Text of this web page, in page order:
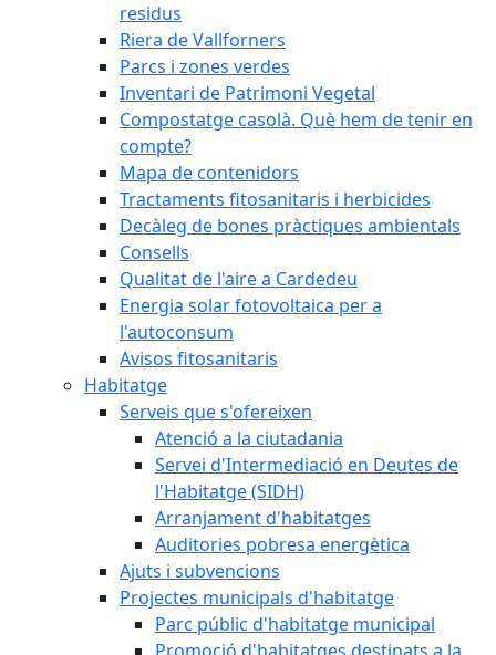
residus
Riera de Vallforners
Parcs i zones verdes
Inventari de Patrimoni Vegetal
Compostatge casolà. Què hem de tenir en
compte?
Mapa de contenidors
Tractaments fitosanitaris i herbicides
Decàleg de bones pràctiques ambientals
Consells
Qualitat de l'aire a Cardedeu
Energia solar fotovoltaica per a
l'autoconsum
Avisos fitosanitaris
Habitatge
Serveis que s'ofereixen
Atenció a la ciutadania
Servei d'Intermediació en Deutes de
l'Habitatge (SIDH)
Arranjament d'habitatges
Auditories pobresa energètica
Ajuts i subvencions
Projectes municipals d'habitatge
Parc públic d'habitatge municipal